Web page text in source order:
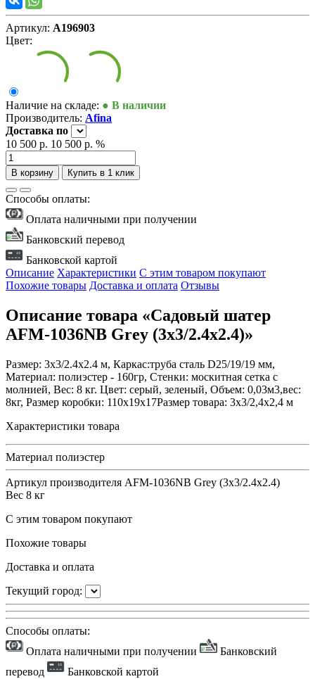
Артикул: А196903
Цвет:
Наличие на складе: ● В наличии
Производитель: Afina
Доставка по
10 500 р. 10 500 р. %
В корзину Купить в 1 клик
Способы оплаты:
Оплата наличными при получении
Банковский перевод
Банковской картой
Описание Характеристики С этим товаром покупают
Похожие товары Доставка и оплата Отзывы
Описание товара «Садовый шатер
AFM-1036NB Grey (3x3/2.4x2.4)»
Размер: 3x3/2.4x2.4 м, Каркас:труба сталь D25/19/19 мм,
Материал: полиэстер - 160гр, Стенки: москитная сетка с
молнией, Вес: 8 кг. Цвет: серый, зеленый, Объем: 0,03м3,вес:
8кг, Размер коробки: 110х19х17Размер товара: 3x3/2,4x2,4 м
Характеристики товара
Материал полиэстер
Артикул производителя AFM-1036NB Grey (3x3/2.4x2.4)
Вес 8 кг
С этим товаром покупают
Похожие товары
Доставка и оплата
Текущий город:
Способы оплаты:
Оплата наличными при получении
Банковский
перевод
Банковской картой